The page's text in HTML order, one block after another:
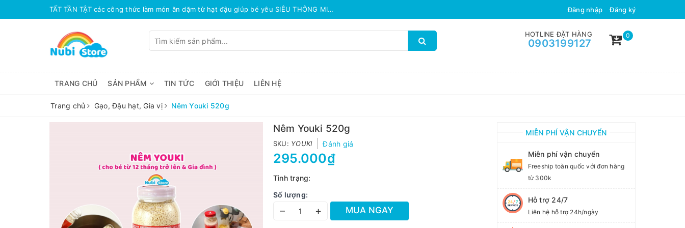
TẤT TẦN TẬT các công thức làm món ăn dặm từ hạt đậu giúp bé yêu SIÊU THÔNG MINH HÀNH TRÌNH
Đăng nhập Đăng ký
0
HOTLINE ĐẶT HÀNG
0903199127
TRANG CHỦ SẢN PHẨM TIN TỨC GIỚI THIỆU LIÊN HỆ
Trang chủ Gạo, Đậu hạt, Gia vị Nêm Youki 520g
Nêm Youki 520g
SKU: YOUKI Đánh giá
295.000₫
Tình trạng:
Số lượng:
– + MUA NGAY
MIỄN PHÍ VẬN CHUYỂN
Miễn phí vận chuyển
Freeship toàn quốc với đơn hàng
từ 300k
Hỗ trợ 24/7
Liên hệ hỗ trợ 24h/ngày